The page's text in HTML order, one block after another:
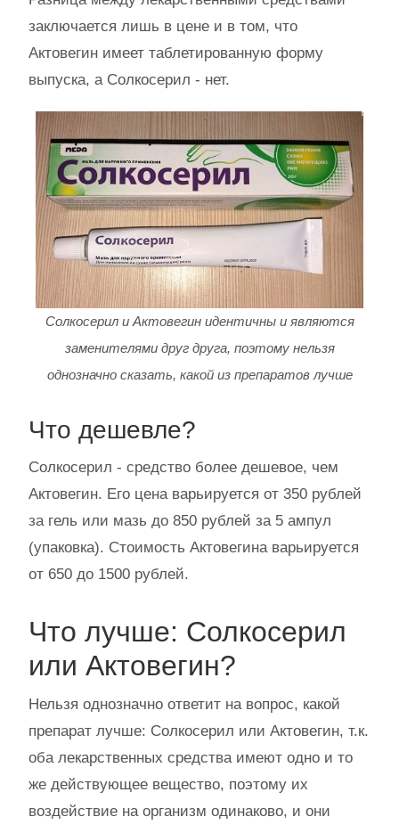
заключается лишь в цене и в том, что
Актовегин имеет таблетированную форму
выпуска, а Солкосерил - нет.
Солкосерил и Актовегин идентичны и являются
заменителями друг друга, поэтому нельзя
однозначно сказать, какой из препаратов лучше
Что дешевле?
Солкосерил - средство более дешевое, чем
Актовегин. Его цена варьируется от 350 рублей
за гель или мазь до 850 рублей за 5 ампул
(упаковка). Стоимость Актовегина варьируется
от 650 до 1500 рублей.
Что лучше: Солкосерил
или Актовегин?
Нельзя однозначно ответит на вопрос, какой
препарат лучше: Солкосерил или Актовегин, т.к.
оба лекарственных средства имеют одно и то
же действующее вещество, поэтому их
воздействие на организм одинаково, и они